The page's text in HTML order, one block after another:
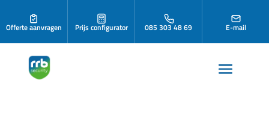
Offerte aanvragen Prijs configurator 085 303 48 69 E-mail